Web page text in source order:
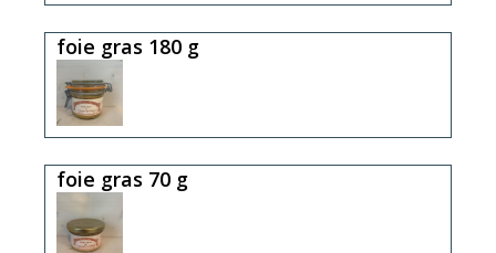
foie gras 180 g
foie gras 70 g